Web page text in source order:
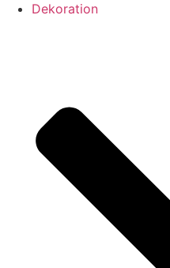
Dekoration